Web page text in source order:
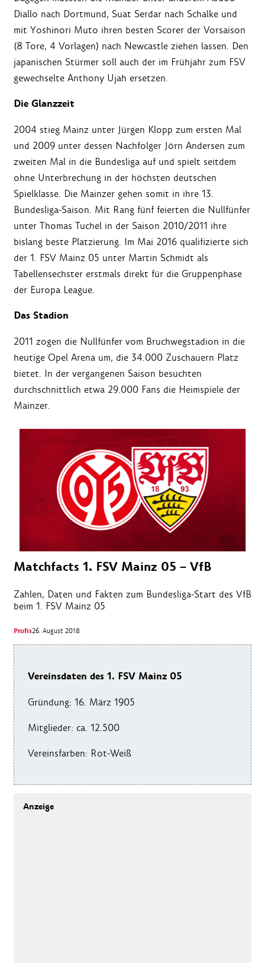
Diallo nach Dortmund, Suat Serdar nach Schalke und
mit Yoshinori Muto ihren besten Scorer der Vorsaison
(8 Tore, 4 Vorlagen) nach Newcastle ziehen lassen. Den
japanischen Stürmer soll auch der im Frühjahr zum FSV
gewechselte Anthony Ujah ersetzen.
Die Glanzzeit
2004 stieg Mainz unter Jürgen Klopp zum ersten Mal
und 2009 unter dessen Nachfolger Jörn Andersen zum
zweiten Mal in die Bundesliga auf und spielt seitdem
ohne Unterbrechung in der höchsten deutschen
Spielklasse. Die Mainzer gehen somit in ihre 13.
Bundesliga-Saison. Mit Rang fünf feierten die Nullfünfer
unter Thomas Tuchel in der Saison 2010/2011 ihre
bislang beste Platzierung. Im Mai 2016 qualifizierte sich
der 1. FSV Mainz 05 unter Martin Schmidt als
Tabellensechster erstmals direkt für die Gruppenphase
der Europa League.
Das Stadion
2011 zogen die Nullfünfer vom Bruchwegstadion in die
heutige Opel Arena um, die 34.000 Zuschauern Platz
bietet. In der vergangenen Saison besuchten
durchschnittlich etwa 29.000 Fans die Heimspiele der
Mainzer.
Matchfacts 1. FSV Mainz 05 – VfB
Zahlen, Daten und Fakten zum Bundesliga-Start des VfB
beim 1. FSV Mainz 05
Profis26. August 2018
Vereinsdaten des 1. FSV Mainz 05
Gründung: 16. März 1905
Mitglieder: ca. 12.500
Vereinsfarben: Rot-Weiß